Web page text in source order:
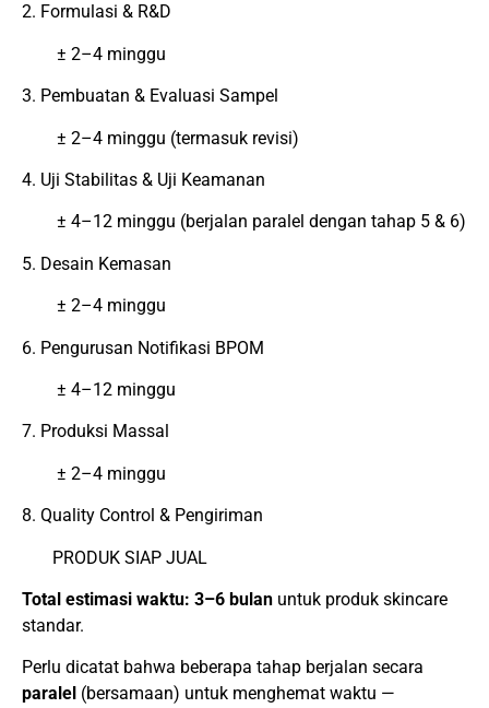
2. Formulasi & R&D
± 2–4 minggu
3. Pembuatan & Evaluasi Sampel
± 2–4 minggu (termasuk revisi)
4. Uji Stabilitas & Uji Keamanan
± 4–12 minggu (berjalan paralel dengan tahap 5 & 6)
5. Desain Kemasan
± 2–4 minggu
6. Pengurusan Notifikasi BPOM
± 4–12 minggu
7. Produksi Massal
± 2–4 minggu
8. Quality Control & Pengiriman
PRODUK SIAP JUAL
Total estimasi waktu: 3–6 bulan untuk produk skincare
standar.
Perlu dicatat bahwa beberapa tahap berjalan secara
paralel (bersamaan) untuk menghemat waktu —